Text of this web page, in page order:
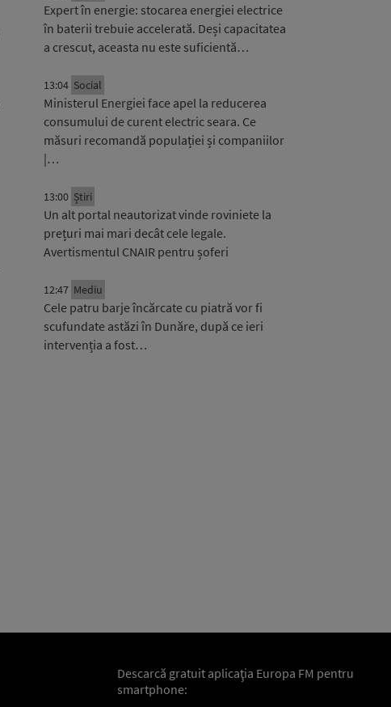
Expert în energie: stocarea energiei electrice
în baterii trebuie accelerată. Deși capacitatea
a crescut, aceasta nu este suficientă…
13:04 Social
Ministerul Energiei face apel la reducerea
consumului de curent electric seara. Ce
măsuri recomandă populației și companiilor
|…
13:00 Știri
Un alt portal neautorizat vinde roviniete la
prețuri mai mari decât cele legale.
Avertismentul CNAIR pentru șoferi
12:47 Mediu
Cele patru barje încărcate cu piatră vor fi
scufundate astăzi în Dunăre, după ce ieri
intervenția a fost…
Descarcă gratuit aplicaţia Europa FM pentru
smartphone: